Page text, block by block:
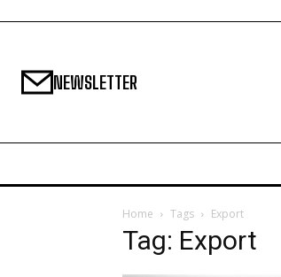
NEWSLETTER
Home Tags Export
Tag: Export